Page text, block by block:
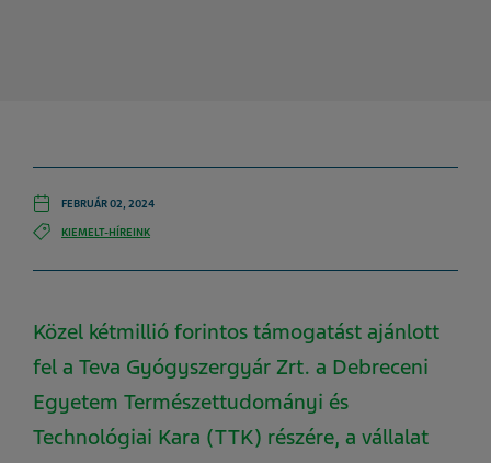
FEBRUÁR 02, 2024
KIEMELT-HÍREINK
Közel kétmillió forintos támogatást ajánlott
fel a Teva Gyógyszergyár Zrt. a Debreceni
Egyetem Természettudományi és
Technológiai Kara (TTK) részére, a vállalat